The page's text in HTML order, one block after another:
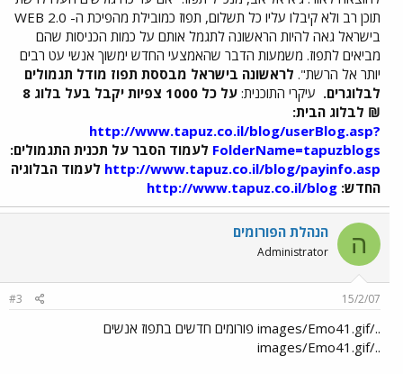
תוכן רב ולא קיבלו עליו כל תשלום, תפוז כמובילת מהפיכת ה- WEB 2.0
בישראל גאה להיות הראשונה לתגמל אותם על כמות הכניסות שהם
מביאים לתפוז. משמעות הדבר שהאמצעי החדש ימשוך אנשי עט רבים
יותר אל הרשת". לראשונה בישראל מבססת תפוז מודל תגמולים
לבלוגרים. עיקרי התוכנית:
על כל 1000 צפיות יקבל בעל בלוג 8
₪ לבלוג הבית:
http://www.tapuz.co.il/blog/userBlog.asp?
FolderName=tapuzblogs לעמוד הסבר על תכנית התגמולים:
http://www.tapuz.co.il/blog/payinfo.asp לעמוד הבלוגיה
החדש: http://www.tapuz.co.il/blog
ה הנהלת הפורומים
Administrator
15/2/07
#3
../images/Emo41.gif פורומים חדשים בתפוז אנשים
../images/Emo41.gif